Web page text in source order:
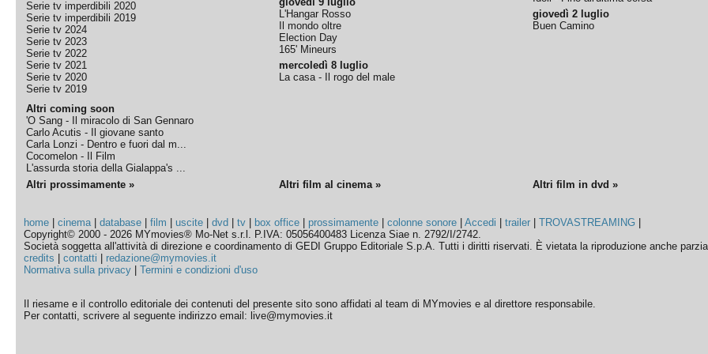
Serie tv imperdibili 2020
Serie tv imperdibili 2019
Serie tv 2024
Serie tv 2023
Serie tv 2022
Serie tv 2021
Serie tv 2020
Serie tv 2019
Altri coming soon
'O Sang - Il miracolo di San Gennaro
Carlo Acutis - Il giovane santo
Carla Lonzi - Dentro e fuori dal m...
Cocomelon - Il Film
L'assurda storia della Gialappa's ...
L'Hangar Rosso
Il mondo oltre
Election Day
165' Mineurs
mercoledì 8 luglio
La casa - Il rogo del male
giovedì 2 luglio
Buen Camino
Altri prossimamente » Altri film al cinema » Altri film in dvd »
home |cinema|database |film |uscite |dvd |tv box office prossimamente |colonne sonore |Accedi |trailer |TROVASTREAMING
Copyright© 2000 - 2026 MYmovies® Mo-Net s.r.l. P.IVA: 05056400483 Licenza Siae n. 2792/I/2742.
Società soggetta all'attività di direzione e coordinamento di GEDI Gruppo Editoriale S.p.A. Tutti i diritti riservati. È vietata la riproduzione anche
credits |contatti
redazione@mymovies.it
Normativa sulla privacy |Termini e condizioni d'uso
Il riesame e il controllo editoriale dei contenuti del presente sito sono affidati al team di MYmovies e al direttore responsabile.
Per contatti, scrivere al seguente indirizzo email: live@mymovies.it